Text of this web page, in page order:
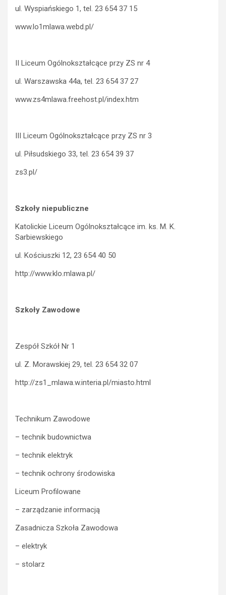
ul. Wyspiańskiego 1, tel. 23 654 37 15
www.lo1mlawa.webd.pl/
II Liceum Ogólnokształcące przy ZS nr 4
ul. Warszawska 44a, tel. 23 654 37 27
www.zs4mlawa.freehost.pl/index.htm
III Liceum Ogólnokształcące przy ZS nr 3
ul. Piłsudskiego 33, tel. 23 654 39 37
zs3.pl/
Szkoły niepubliczne
Katolickie Liceum Ogólnokształcące im. ks. M. K.
Sarbiewskiego
ul. Kościuszki 12, 23 654 40 50
http://www.klo.mlawa.pl/
Szkoły Zawodowe
Zespół Szkół Nr 1
ul. Z. Morawskiej 29, tel. 23 654 32 07
http://zs1_mlawa.w.interia.pl/miasto.html
Technikum Zawodowe
– technik budownictwa
– technik elektryk
– technik ochrony środowiska
Liceum Profilowane
– zarządzanie informacją
Zasadnicza Szkoła Zawodowa
– elektryk
– stolarz